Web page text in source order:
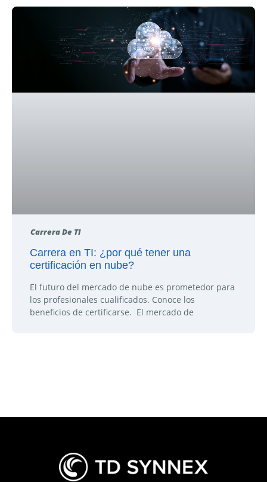
Carrera De TI
Carrera en TI: ¿por qué tener una
certificación en nube?
El futuro del mercado de nube es prometedor para
los profesionales cualificados. Conoce los
beneficios de certificarse. El mercado de